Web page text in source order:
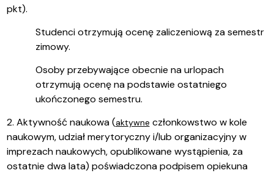
pkt).
Studenci otrzymują ocenę zaliczeniową za semestr
zimowy.
Osoby przebywające obecnie na urlopach
otrzymują ocenę na podstawie ostatniego
ukończonego semestru.
2. Aktywność naukowa (aktywne członkowstwo w kole
naukowym, udział merytoryczny i/lub organizacyjny w
imprezach naukowych, opublikowane wystąpienia, za
ostatnie dwa lata) poświadczona podpisem opiekuna